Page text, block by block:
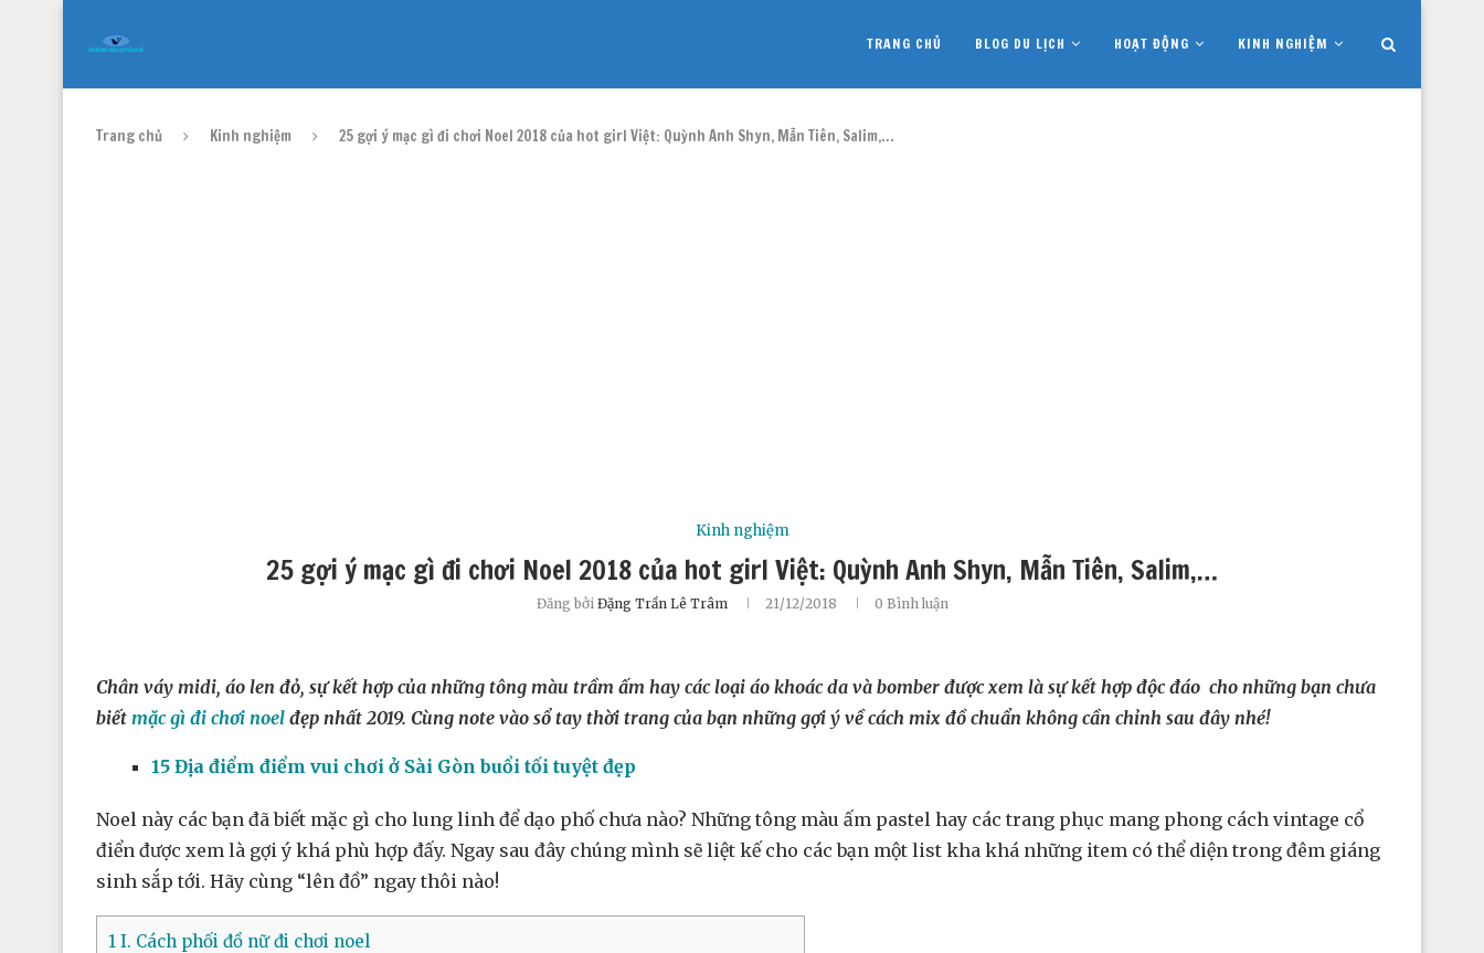
TRANG CHỦ BLOG DU LỊCH HOẠT ĐỘNG KINH NGHIỆM
Trang chủ Kinh nghiệm 25 gợi ý mặc gì đi chơi Noel 2018 của hot girl Việt: Quỳnh Anh Shyn, Mẫn Tiên, Salim,…
Kinh nghiệm
25 gợi ý mặc gì đi chơi Noel 2018 của hot girl Việt: Quỳnh Anh Shyn, Mẫn Tiên, Salim,…
Đăng bởi Đặng Trần Lê Trâm 21/12/2018 0 Bình luận
Chân váy midi, áo len đỏ, sự kết hợp của những tông màu trầm ấm hay các loại áo khoác da và bomber được xem là sự kết hợp độc đáo cho những bạn chưa
biết mặc gì đi chơi noel đẹp nhất 2019. Cùng note vào sổ tay thời trang của bạn những gợi ý về cách mix đồ chuẩn không cần chỉnh sau đây nhé!
15 Địa điểm điểm vui chơi ở Sài Gòn buổi tối tuyệt đẹp
Noel này các bạn đã biết mặc gì cho lung linh để dạo phố chưa nào? Những tông màu ấm pastel hay các trang phục mang phong cách vintage cổ
điển được xem là gợi ý khá phù hợp đấy. Ngay sau đây chúng mình sẽ liệt kế cho các bạn một list kha khá những item có thể diện trong đêm giáng
sinh sắp tới. Hãy cùng “lên đồ” ngay thôi nào!
1 I. Cách phối đồ nữ đi chơi noel